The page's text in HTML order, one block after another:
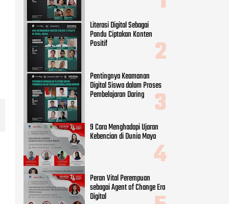
Literasi Digital Sebagai
Pandu Ciptakan Konten
Positif
Pentingnya Keamanan
Digital Siswa dalam Proses
Pembelajaran Daring
9 Cara Menghadapi Ujaran
Kebencian di Dunia Maya
Peran Vital Perempuan
sebagai Agent of Change Era
Digital